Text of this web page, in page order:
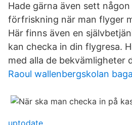
Hade gärna även sett
förfriskning när man flyger
Här finns även en
kan checka in din flygresa.
med alla de bekvämligheter
Raoul wallenbergskolan
uptodate